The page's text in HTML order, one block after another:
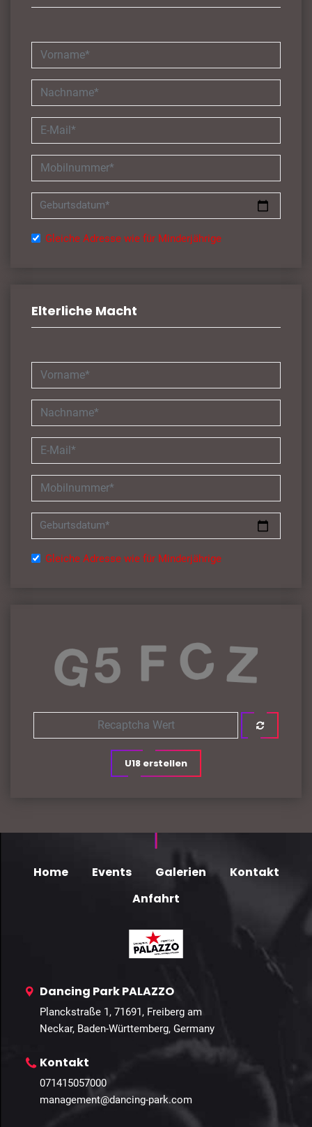
Geburtsdatum*
Gleiche Adresse wie für Minderjährige
Elterliche Macht
Geburtsdatum*
Gleiche Adresse wie für Minderjährige
U18 erstellen
Home Events Galerien
Kontakt
Anfahrt
Dancing Park PALAZZO
Planckstraße 1, 71691, Freiberg am
Neckar, Baden-Württemberg, Germany
Kontakt
071415057000
management@dancing-park.com